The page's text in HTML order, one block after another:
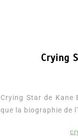
Crying
Crying Star de Kane
que la biographie de
littérature